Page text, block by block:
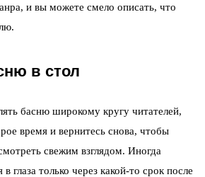
и вы можете смело описать, что
в стол
басню широкому кругу читателей,
время и вернитесь снова, чтобы
свежим взглядом. Иногда
глаза только через какой-то срок после